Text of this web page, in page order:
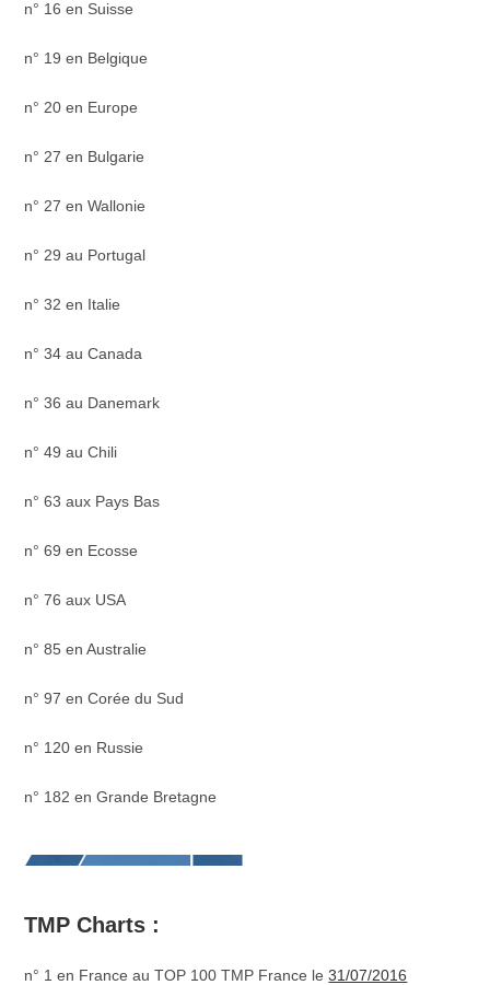
n° 16 en Suisse
n° 19 en Belgique
n° 20 en Europe
n° 27 en Bulgarie
n° 27 en Wallonie
n° 29 au Portugal
n° 32 en Italie
n° 34 au Canada
n° 36 au Danemark
n° 49 au Chili
n° 63 aux Pays Bas
n° 69 en Ecosse
n° 76 aux USA
n° 85 en Australie
n° 97 en Corée du Sud
n° 120 en Russie
n° 182 en Grande Bretagne
TMP Charts :
n° 1 en France au TOP 100 TMP France le31/07/2016